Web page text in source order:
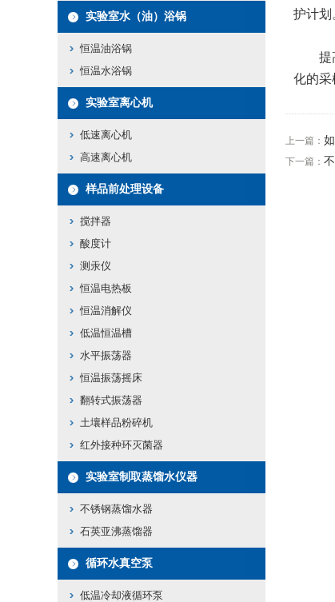
实验室水（油）浴锅
恒温油浴锅
恒温水浴锅
实验室离心机
低速离心机
高速离心机
样品前处理设备
搅拌器
酸度计
测汞仪
恒温电热板
恒温消解仪
低温恒温槽
水平振荡器
恒温振荡摇床
翻转式振荡器
土壤样品粉碎机
红外接种环灭菌器
实验室制取蒸馏水仪器
不锈钢蒸馏水器
石英亚沸蒸馏器
循环水真空泵
低温冷却液循环泵
护计划
提
化的采
上一篇：
下一篇：